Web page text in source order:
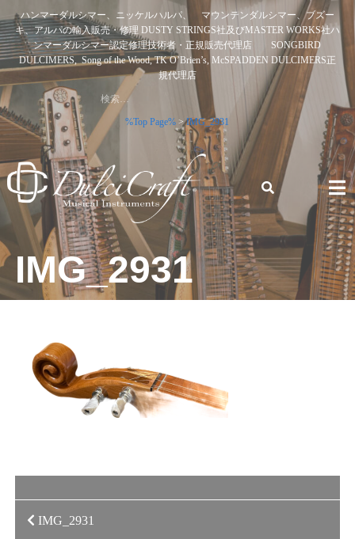
to
content
ハンマーダルシマー、ニッケルハルパ、 マウンテンダルシマー、ブズー
キ、アルパの輸入販売・修理 DUSTY STRINGS社及びMASTER WORKS社ハ
ンマーダルシマー認定修理技術者・正規販売代理店 SONGBIRD
DULCIMERS, Song of the Wood, TK O’Brien’s, McSPADDEN DULCIMERS正
規代理店
索:
%Top Page% >IMG_2931
ハンマーダルシマー、ニッケルハルパ、 マウンテンダルシ
マー、ブズーキ、アルパの輸入販売・修理 DUSTY STRINGS
社及びMASTER WORKS社ハンマーダルシマー認定修理技術
者・正規販売代理店 SONGBIRD DULCIMERS, SONG OF
THE WOOD, TK O’BRIEN’S, MCSPADDEN DULCIMERS正規
IMG_2931
投IMG_2931